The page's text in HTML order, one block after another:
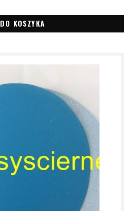
DO KOSZYKA